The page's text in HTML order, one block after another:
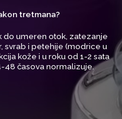
tretmana?
do umeren otok, zatezanje
svrab i petehije (modrice u
kože i u roku od 1-2 sata
48 časova normalizuje.